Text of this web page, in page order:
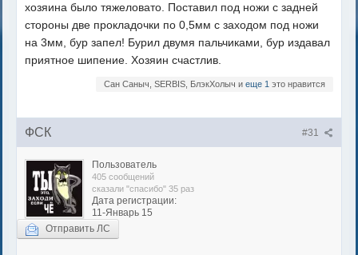
хозяина было тяжеловато. Поставил под ножи с задней
стороны две прокладочки по 0,5мм с заходом под ножи
на 3мм, бур запел! Бурил двумя пальчиками, бур издавал
приятное шипение. Хозяин счастлив.
Сан Саныч, SERBIS, БлэкХолыч и еще 1это нравится
#31
ФСК
Пользователь
405 сообщений
сказали "спасибо" 35 раз
Дата регистрации:
11-Январь 15
Отправить ЛС